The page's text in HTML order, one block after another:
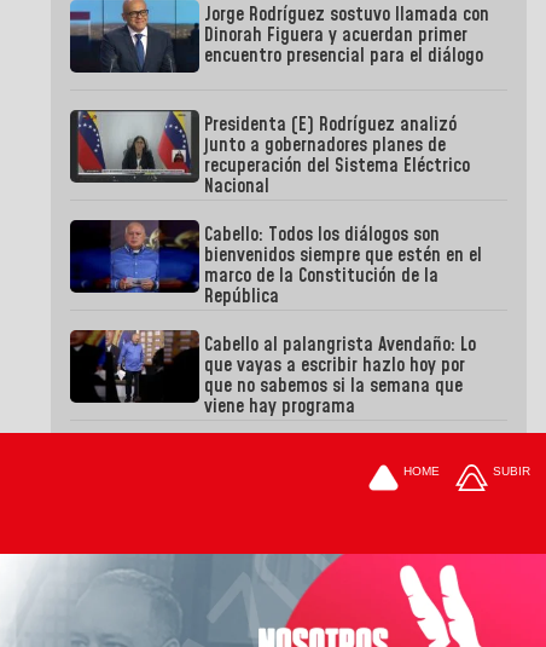
Jorge Rodríguez sostuvo llamada con
Dinorah Figuera y acuerdan primer
encuentro presencial para el diálogo
Presidenta (E) Rodríguez analizó
junto a gobernadores planes de
recuperación del Sistema Eléctrico
Nacional
Cabello: Todos los diálogos son
bienvenidos siempre que estén en el
marco de la Constitución de la
República
Cabello al palangrista Avendaño: Lo
que vayas a escribir hazlo hoy por
que no sabemos si la semana que
viene hay programa
HOME SUBIR